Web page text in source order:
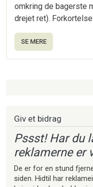
omkring de bagerste
drejet ret).
SE MERE
Giv et bidrag
Pssst! Har du
reklamerne er
De er for en stund
siden. Hidtil har